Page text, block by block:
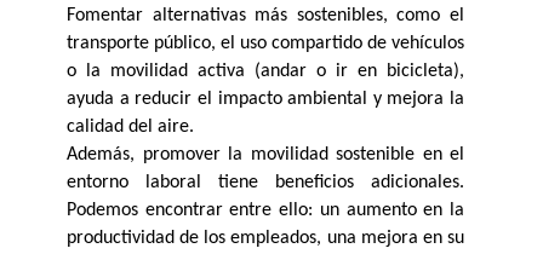
Fomentar alternativas más sostenibles, como el
transporte público, el uso compartido de vehículos
o la movilidad activa (andar o ir en bicicleta),
ayuda a reducir el impacto ambiental y mejora la
calidad del aire.
Además, promover la movilidad sostenible en el
entorno laboral tiene beneficios adicionales.
Podemos encontrar entre ello: un aumento en la
productividad de los empleados, una mejora en su